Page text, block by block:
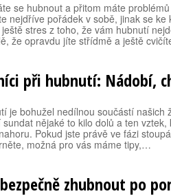
se hubnout a přitom máte
nejdříve pořádek v sobě, jinak se
stres z toho, že vám hubnutí
že opravdu jíte střídmě a ještě
při hubnutí: Nádobí,
je bohužel nedílnou součástí našich
nějaké to kilo dolů a ten
Pokud jste právě ve fázi
možná pro vás máme tipy,…
zhubnout po